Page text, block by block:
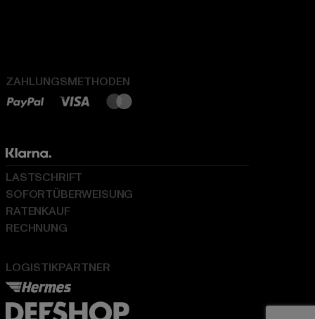
ZAHLUNGSMETHODEN
LOGISTIKPARTNER
LASTSCHRIFT
SOFORTÜBERWEISUNG
RATENKAUF
RECHNUNG